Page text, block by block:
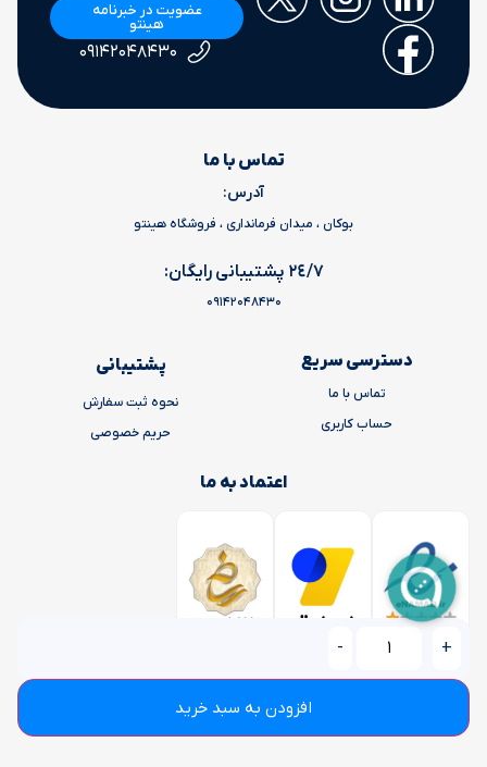
+
-
افزودن به سبد خرید
عضویت در خبرنامه
هینتو
۰۹۱۴۲۰۴۸۴۳۰
تماس با ما
آدرس:
بوکان ، میدان فرمانداری ، فروشگاه هینتو
٢٤/٧ پشتیبانی رایگان:
09142048430
دسترسی سریع
تماس با ما
حساب کاربری
پشتیبانی
نحوه ثبت سفارش
حریم خصوصی
اعتماد به ما